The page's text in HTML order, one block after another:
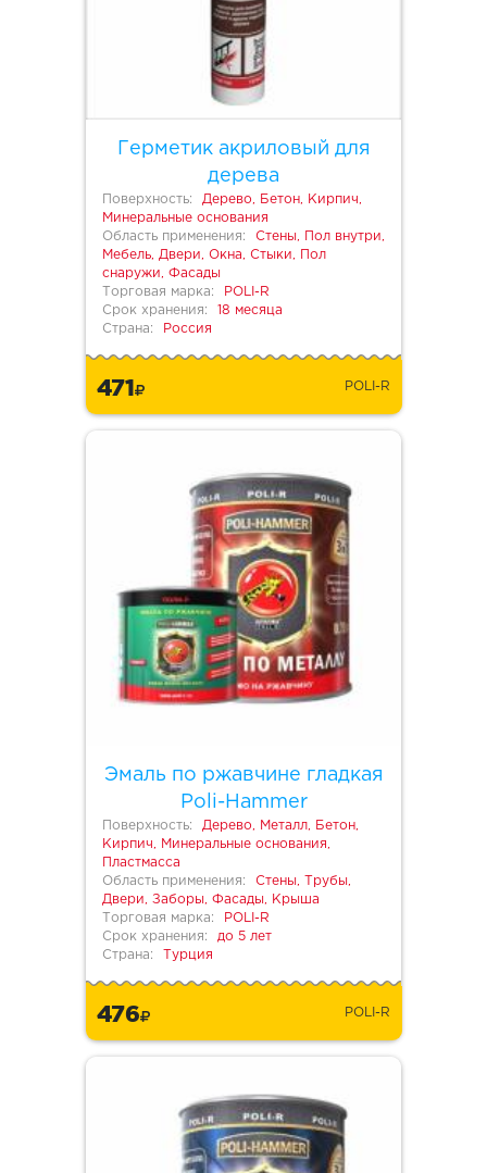
Герметик акриловый для
дерева
Поверхность:
Дерево, Бетон, Кирпич,
Минеральные основания
Область применения:
Стены, Пол внутри,
Мебель, Двери, Окна, Стыки, Пол
снаружи, Фасады
Торговая марка:
POLI-R
Срок хранения:
18 месяца
Страна:
Россия
471 POLI-R
Эмаль по ржавчине гладкая
Poli-Hammer
Поверхность:
Дерево, Металл, Бетон,
Кирпич, Минеральные основания,
Пластмасса
Область применения:
Стены, Трубы,
Двери, Заборы, Фасады, Крыша
Торговая марка:
POLI-R
Срок хранения:
до 5 лет
Страна:
Турция
476 POLI-R